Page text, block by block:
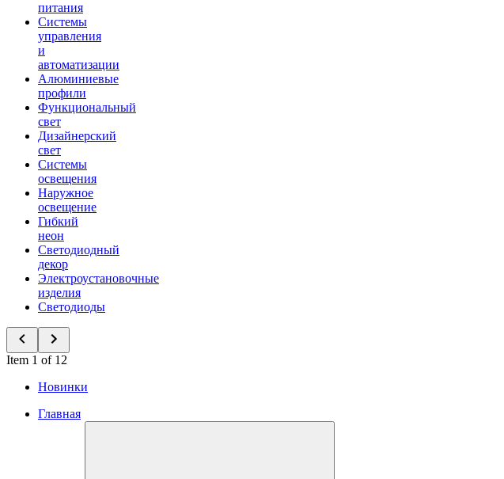
питания
Системы
управления
и
автоматизации
Алюминиевые
профили
Функциональный
свет
Дизайнерский
свет
Системы
освещения
Наружное
освещение
Гибкий
неон
Светодиодный
декор
Электроустановочные
изделия
Светодиоды
Item 1 of 12
Новинки
Главная